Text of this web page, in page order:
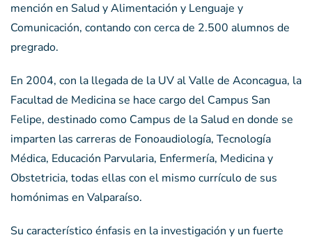
mención en Salud y Alimentación y Lenguaje y
Comunicación, contando con cerca de 2.500 alumnos de
pregrado.
En 2004, con la llegada de la UV al Valle de Aconcagua, la
Facultad de Medicina se hace cargo del Campus San
Felipe, destinado como Campus de la Salud en donde se
imparten las carreras de Fonoaudiología, Tecnología
Médica, Educación Parvularia, Enfermería, Medicina y
Obstetricia, todas ellas con el mismo currículo de sus
homónimas en Valparaíso.
Su característico énfasis en la investigación y un fuerte